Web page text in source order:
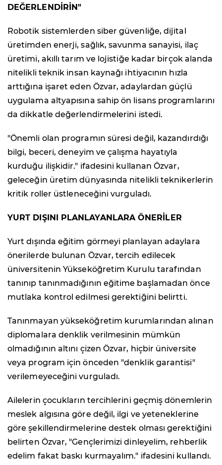
DEĞERLENDİRİN"
Robotik sistemlerden siber güvenliğe, dijital
üretimden enerji, sağlık, savunma sanayisi, ilaç
üretimi, akıllı tarım ve lojistiğe kadar birçok alanda
nitelikli teknik insan kaynağı ihtiyacının hızla
arttığına işaret eden Özvar, adaylardan güçlü
uygulama altyapısına sahip ön lisans programlarını
da dikkatle değerlendirmelerini istedi.
"Önemli olan programın süresi değil, kazandırdığı
bilgi, beceri, deneyim ve çalışma hayatıyla
kurduğu ilişkidir." ifadesini kullanan Özvar,
geleceğin üretim dünyasında nitelikli teknikerlerin
kritik roller üstleneceğini vurguladı.
YURT DIŞINI PLANLAYANLARA ÖNERİLER
Yurt dışında eğitim görmeyi planlayan adaylara
önerilerde bulunan Özvar, tercih edilecek
üniversitenin Yükseköğretim Kurulu tarafından
tanınıp tanınmadığının eğitime başlamadan önce
mutlaka kontrol edilmesi gerektiğini belirtti.
Tanınmayan yükseköğretim kurumlarından alınan
diplomalara denklik verilmesinin mümkün
olmadığının altını çizen Özvar, hiçbir üniversite
veya program için önceden "denklik garantisi"
verilemeyeceğini vurguladı.
Ailelerin çocukların tercihlerini geçmiş dönemlerin
meslek algısına göre değil, ilgi ve yeteneklerine
göre şekillendirmelerine destek olması gerektiğini
belirten Özvar, "Gençlerimizi dinleyelim, rehberlik
edelim fakat baskı kurmayalım." ifadesini kullandı.